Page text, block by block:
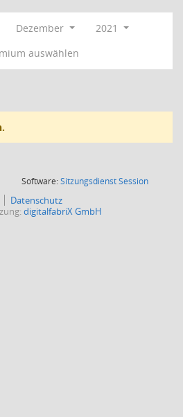
Dezember
2021
auswählen
Software:SitzungsdienstSession(Wird in
Datenschutz
digitalfabriX GmbH